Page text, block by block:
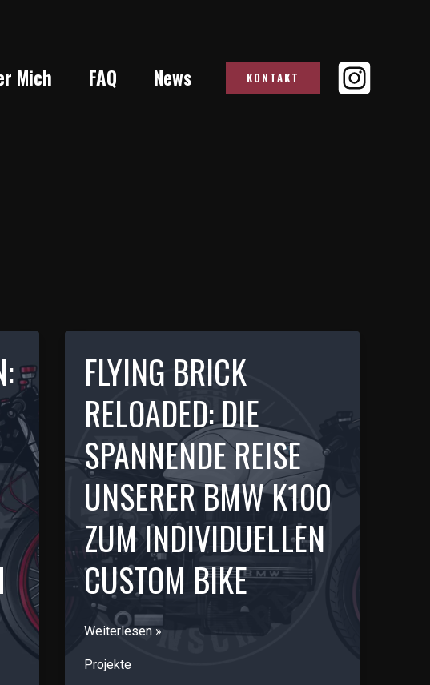
Mich FAQ News KONTAKT
FLYING BRICK
RELOADED: DIE
SPANNENDE REISE
UNSERER BMW K100
ZUM INDIVIDUELLEN
CUSTOM BIKE
Flying
Reloaded:
Weiterlesen »
Projekte